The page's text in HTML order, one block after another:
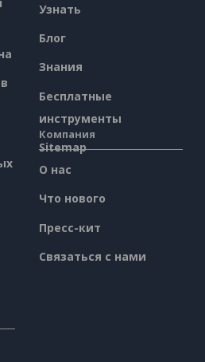
Узнать
Блог
Знания
Бесплатные
инструменты
Sitemap
Компания
О нас
Что нового
Пресс-кит
Связаться с нами